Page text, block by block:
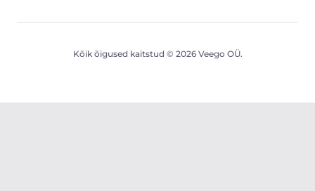
Kõik õigused kaitstud © 2026 Veego OÜ.